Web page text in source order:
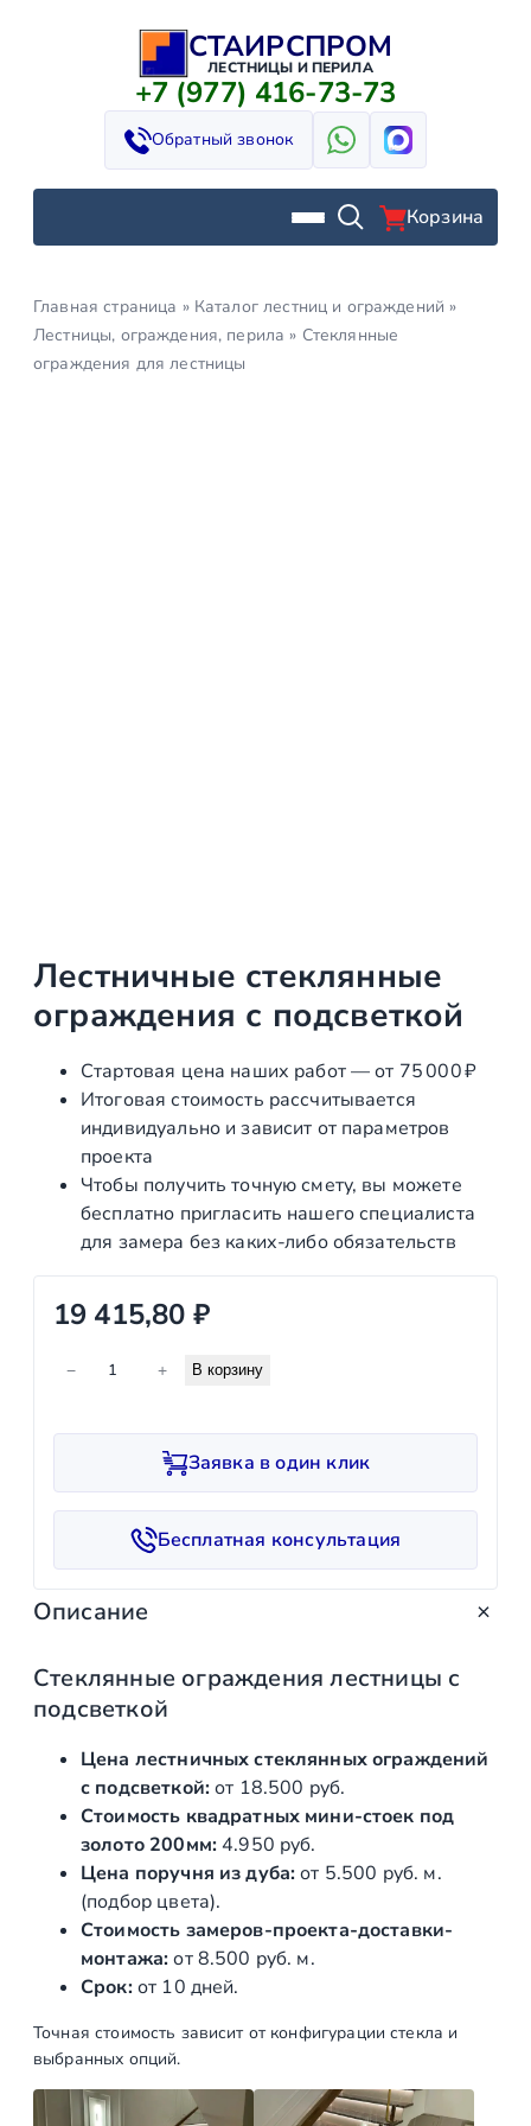
СТАИРСПРОМ
ЛЕСТНИЦЫ И ПЕРИЛА
+7 (977) 416-73-73
Обратный звонок
Корзина
Главная страница » Каталог лестниц и ограждений »
Лестницы, ограждения, перила » Стеклянные
ограждения для лестницы
Лестничные стеклянные
ограждения с подсветкой
Стартовая цена наших работ — от 75 000 ₽
Итоговая стоимость рассчитывается
индивидуально и зависит от параметров
проекта
Чтобы получить точную смету, вы можете
бесплатно пригласить нашего специалиста
для замера без каких‑либо обязательств
19 415,80 ₽
в
о
о
в
р
Л
с
н
ч
ы
е
− + В корзину
Заявка в один клик
Бесплатная консультация
Описание
Стеклянные ограждения лестницы с
подсветкой
Цена лестничных стеклянных ограждений
с подсветкой:от 18.500 руб.
Стоимость квадратных мини-стоек под
золото 200мм:4.950 руб.
Цена поручня из дуба:от 5.500 руб. м.
(подбор цвета).
Стоимость замеров-проекта-доставки-
монтажа:от 8.500 руб. м.
Срок:от 10 дней.
Точная стоимость зависит от конфигурации стекла и
выбранных опций.